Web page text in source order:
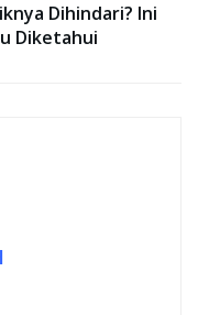
Dihindari? Ini
Diketahui